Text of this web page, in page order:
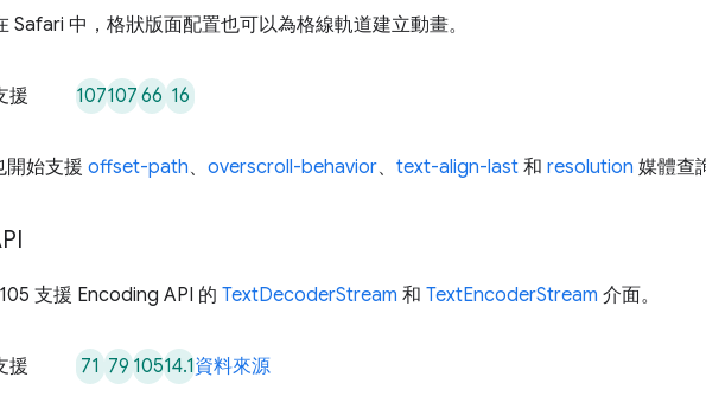
Safari 中，格狀版面配置也可以為格線軌道建立動畫。
援 10710766 16
開始支援 offset-path、 overscroll-behavior、 text-align-last 和 resolution 媒體查
支援 Encoding API 的 TextDecoderStream 和 TextEncoderStream 介面。
援 71 79 10514.1資料來源